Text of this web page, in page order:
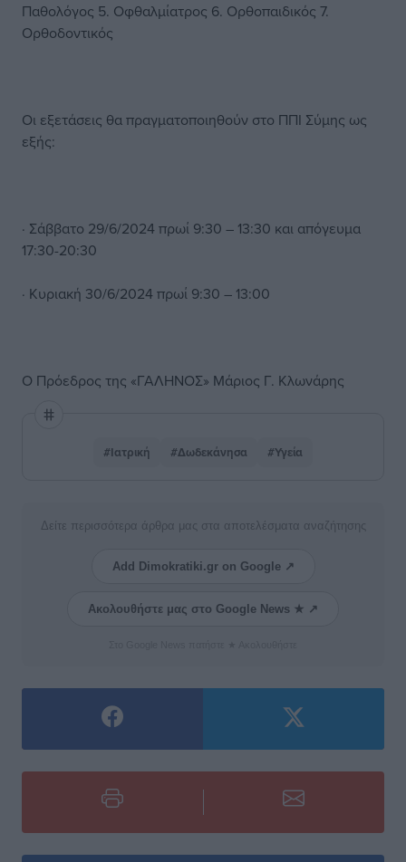
Παθολόγος 5. Οφθαλμίατρος 6. Ορθοπαιδικός 7.
Ορθοδοντικός
Οι εξετάσεις θα πραγματοποιηθούν στο ΠΠΙ Σύμης ως
εξής:
· Σάββατο 29/6/2024 πρωί 9:30 – 13:30 και απόγευμα
17:30-20:30
· Κυριακή 30/6/2024 πρωί 9:30 – 13:00
Ο Πρόεδρος της «ΓΑΛΗΝΟΣ» Μάριος Γ. Κλωνάρης
#Ιατρική #Δωδεκάνησα #Υγεία
Δείτε περισσότερα άρθρα μας στα αποτελέσματα αναζήτησης
Add Dimokratiki.gr on Google ↗
Ακολουθήστε μας στο Google News ★ ↗